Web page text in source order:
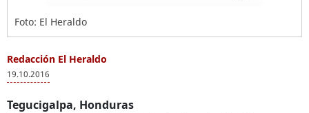
Foto: El Heraldo
Redacción El Heraldo
19.10.2016
Tegucigalpa, Honduras